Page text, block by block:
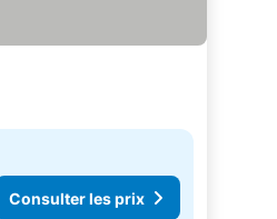
Consulter les prix